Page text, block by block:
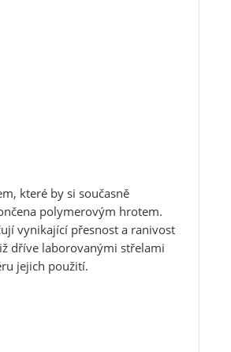
které by si současně
polymerovým hrotem.
vynikající přesnost a ranivost
dříve laborovanými střelami
jejich použití.